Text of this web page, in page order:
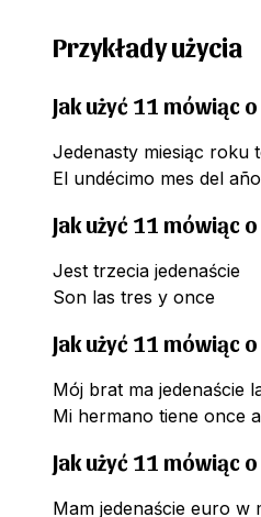
Przykłady użycia
Jak użyć 11 mówiąc
Jedenasty miesiąc roku
El undécimo mes del
Jak użyć 11 mówiąc
Jest trzecia jedenaście
Son las tres y once
Jak użyć 11 mówiąc
Mój brat ma jedenaście
Mi hermano tiene once
Jak użyć 11 mówiąc
Mam jedenaście euro w